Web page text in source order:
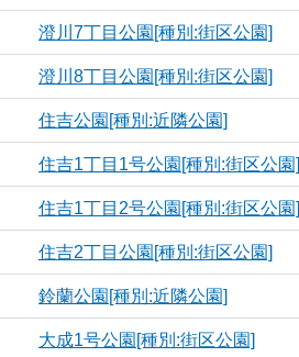
澄川7丁目公園[種別:街区公園]
澄川8丁目公園[種別:街区公園]
住吉公園[種別:近隣公園]
住吉1丁目1号公園[種別:街区公園]
住吉1丁目2号公園[種別:街区公園]
住吉2丁目公園[種別:街区公園]
鈴蘭公園[種別:近隣公園]
大成1号公園[種別:街区公園]